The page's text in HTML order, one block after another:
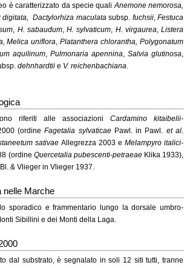
è caratterizzato da specie qualiAnemone nemorosa,
digitata, Dactylorhiza maculatasubsp. fuchsii,Festuca
, H. sabaudum,H. sylvaticum, H. virgaurea,Listera
Melica uniflora,Platanthera chlorantha, Polygonatum
aquilinum, Pulmonaria apennina, Salvia glutinosa,
dehnhardtii e V. reichenbachiana.
riferiti alle associazioni Cardamino kitaibelii-
(ordineFagetalia sylvaticaePawl. in Pawl. et al.
sativae Allegrezza 2003 e Melampyro italici-
(ordine Quercetalia pubescenti-petraeaeKlika 1933),
Bl. & Vlieger in Vlieger 1937.
nelle Marche
sporadico e frammentario lungo la dorsale umbro-
Sibillini e dei Monti della Laga.
dal substrato, è segnalato in soli 12 siti tutti, tranne